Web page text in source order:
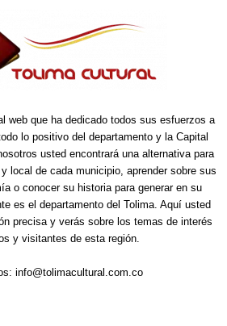
web que ha dedicado todos sus esfuerzos a
lo positivo del departamento y la Capital
usted encontrará una alternativa para
local de cada municipio, aprender sobre sus
o conocer su historia para generar en su
es el departamento del Tolima. Aquí usted
precisa y verás sobre los temas de interés
y visitantes de esta región.
info@tolimacultural.com.co